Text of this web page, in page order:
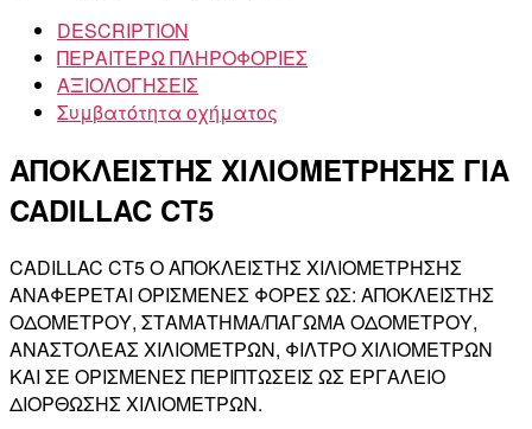
DESCRIPTION
ΠΕΡΑΙΤΕΡΩ ΠΛΗΡΟΦΟΡΙΕΣ
ΑΞΙΟΛΟΓΗΣΕΙΣ
Συμβατότητα οχήματος
ΑΠΟΚΛΕΙΣΤΗΣ ΧΙΛΙΟΜΕΤΡΗΣΗΣ ΓΙΑ
CADILLAC CT5
CADILLAC CT5 Ο ΑΠΟΚΛΕΙΣΤΗΣ ΧΙΛΙΟΜΕΤΡΗΣΗΣ
ΑΝΑΦΕΡΕΤΑΙ ΟΡΙΣΜΕΝΕΣ ΦΟΡΕΣ ΩΣ: ΑΠΟΚΛΕΙΣΤΗΣ
ΟΔΟΜΕΤΡΟΥ, ΣΤΑΜΑΤΗΜΑ/ΠΑΓΩΜΑ ΟΔΟΜΕΤΡΟΥ,
ΑΝΑΣΤΟΛΕΑΣ ΧΙΛΙΟΜΕΤΡΩΝ, ΦΙΛΤΡΟ ΧΙΛΙΟΜΕΤΡΩΝ
ΚΑΙ ΣΕ ΟΡΙΣΜΕΝΕΣ ΠΕΡΙΠΤΩΣΕΙΣ ΩΣ ΕΡΓΑΛΕΙΟ
ΔΙΟΡΘΩΣΗΣ ΧΙΛΙΟΜΕΤΡΩΝ.